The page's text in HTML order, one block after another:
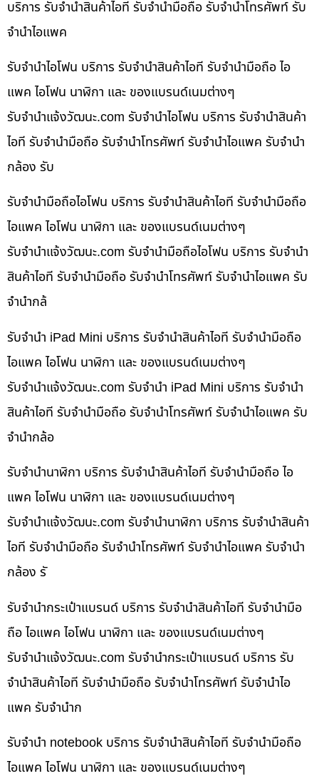
บริการ รับจำนำสินค้าไอที รับจำนำมือถือ รับจำนำโทรศัพท์ รับ
จำนำไอแพค
รับจำนำไอโฟน บริการ รับจำนำสินค้าไอที รับจำนำมือถือ ไอ
แพค ไอโฟน นาฬิกา และ ของแบรนด์เนมต่างๆ
รับจํานําแจ้งวัฒนะ.com รับจำนำไอโฟน บริการ รับจำนำสินค้า
ไอที รับจำนำมือถือ รับจำนำโทรศัพท์ รับจำนำไอแพค รับจำนำ
กล้อง รับ
รับจำนำมือถือไอโฟน บริการ รับจำนำสินค้าไอที รับจำนำมือถือ
ไอแพค ไอโฟน นาฬิกา และ ของแบรนด์เนมต่างๆ
รับจํานําแจ้งวัฒนะ.com รับจำนำมือถือไอโฟน บริการ รับจำนำ
สินค้าไอที รับจำนำมือถือ รับจำนำโทรศัพท์ รับจำนำไอแพค รับ
จำนำกล้
รับจำนำ iPad Mini บริการ รับจำนำสินค้าไอที รับจำนำมือถือ
ไอแพค ไอโฟน นาฬิกา และ ของแบรนด์เนมต่างๆ
รับจํานําแจ้งวัฒนะ.com รับจำนำ iPad Mini บริการ รับจำนำ
สินค้าไอที รับจำนำมือถือ รับจำนำโทรศัพท์ รับจำนำไอแพค รับ
จำนำกล้อ
รับจำนำนาฬิกา บริการ รับจำนำสินค้าไอที รับจำนำมือถือ ไอ
แพค ไอโฟน นาฬิกา และ ของแบรนด์เนมต่างๆ
รับจํานําแจ้งวัฒนะ.com รับจำนำนาฬิกา บริการ รับจำนำสินค้า
ไอที รับจำนำมือถือ รับจำนำโทรศัพท์ รับจำนำไอแพค รับจำนำ
กล้อง รั
รับจำนำกระเป๋าแบรนด์ บริการ รับจำนำสินค้าไอที รับจำนำมือ
ถือ ไอแพค ไอโฟน นาฬิกา และ ของแบรนด์เนมต่างๆ
รับจํานําแจ้งวัฒนะ.com รับจำนำกระเป๋าแบรนด์ บริการ รับ
จำนำสินค้าไอที รับจำนำมือถือ รับจำนำโทรศัพท์ รับจำนำไอ
แพค รับจำนำก
รับจำนำ notebook บริการ รับจำนำสินค้าไอที รับจำนำมือถือ
ไอแพค ไอโฟน นาฬิกา และ ของแบรนด์เนมต่างๆ